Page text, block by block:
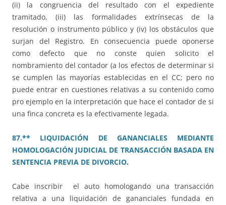
(ii) la congruencia del resultado con el expediente
tramitado, (iii) las formalidades extrínsecas de la
resolución o instrumento público y (iv) los obstáculos que
surjan del Registro. En consecuencia puede oponerse
como defecto que no conste quien solicito el
nombramiento del contador (a los efectos de determinar si
se cumplen las mayorías establecidas en el CC; pero no
puede entrar en cuestiones relativas a su contenido como
pro ejemplo en la interpretación que hace el contador de si
una finca concreta es la efectivamente legada.
87.** LIQUIDACIÓN DE GANANCIALES MEDIANTE
HOMOLOGACIÓN JUDICIAL DE TRANSACCIÓN BASADA EN
SENTENCIA PREVIA DE DIVORCIO.
Cabe inscribir el auto homologando una transacción
relativa a una liquidación de gananciales fundada en